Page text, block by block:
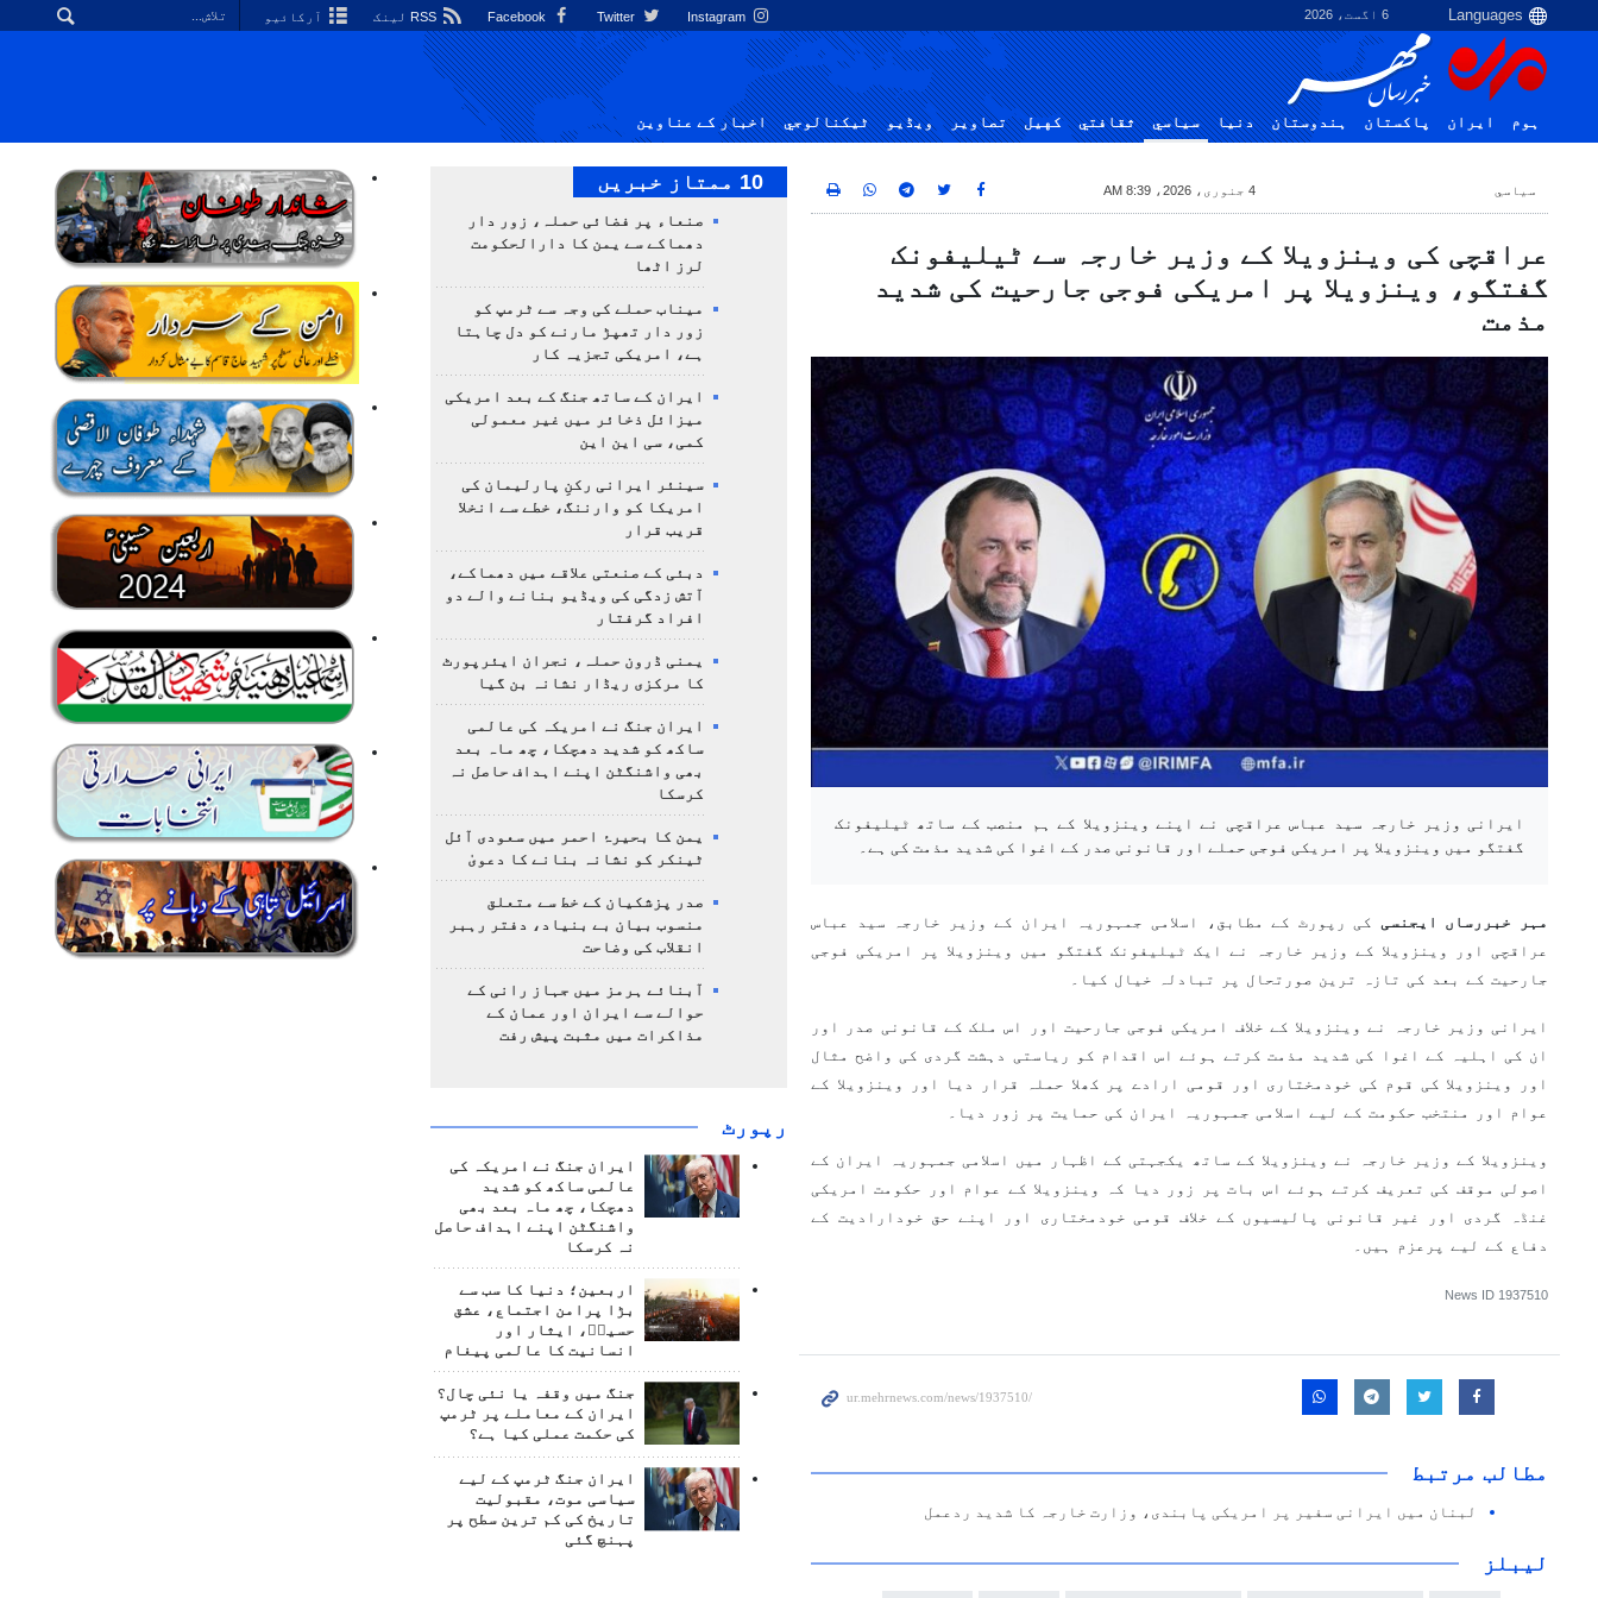
6 اگست، 2026 Instagram آرکائیو
ہوم ایران پاکستان ہندوستان دنیا سياسي ثقافتي کهيل تصاوير ویڈیو ٹيكنالوجي اخبار کے عناوین
سياسي 4 جنوری، 2026، 8:39 AM
عراقچی کی وینزویلا کے وزیر خارجہ سے ٹیلیفونک
گفتگو، وینزویلا پر امریکی فوجی جارحیت کی شدید
مذمت
ایرانی وزیر خارجہ سید عباس عراقچی نے اپنے وینزویلا کے ہم منصب کے ساتھ ٹیلیفونک
گفتگو میں وینزویلا پر امریکی فوجی حملے اور قانونی صدر کے اغوا کی شدید مذمت کی ہے۔
مہر خبررساں ایجنسی کی رپورٹ کے مطابق، اسلامی جمہوریہ ایران کے وزیر خارجہ سید عباس
عراقچی اور وینزویلا کے وزیر خارجہ نے ایک ٹیلیفونک گفتگو میں وینزویلا پر امریکی فوجی
جارحیت کے بعد کی تازہ ترین صورتحال پر تبادلہ خیال کیا۔
ایرانی وزیر خارجہ نے وینزویلا کے خلاف امریکی فوجی جارحیت اور اس ملک کے قانونی صدر اور
ان کی اہلیہ کے اغوا کی شدید مذمت کرتے ہوئے اس اقدام کو ریاستی دہشت گردی کی واضح مثال
اور وینزویلا کی قوم کی خودمختاری اور قومی ارادے پر کھلا حملہ قرار دیا اور وینزویلا کے
عوام اور منتخب حکومت کے لیے اسلامی جمہوریہ ایران کی حمایت پر زور دیا۔
وینزویلا کے وزیر خارجہ نے وینزویلا کے ساتھ یکجہتی کے اظہار میں اسلامی جمہوریہ ایران کے
اصولی موقف کی تعریف کرتے ہوئے اس بات پر زور دیا کہ وینزویلا کے عوام اور حکومت امریکی
غنڈہ گردی اور غیر قانونی پالیسیوں کے خلاف قومی خودمختاری اور اپنے حق خودارادیت کے
دفاع کے لیے پرعزم ہیں۔
News ID 1937510
مطالب مرتبط
لبنان میں ایرانی سفیر پر امریکی پابندی، وزارت خارجہ کا شدید ردعمل
لیبلز
10 ممتاز خبریں
صنعاء پر فضائی حملہ، زور دار
دھماکے سے یمن کا دارالحکومت
لرز اٹھا
میناب حملے کی وجہ سے ٹرمپ کو
زور دار تھپڑ مارنے کو دل چاہتا
ہے، امریکی تجزیہ کار
ایران کے ساتھ جنگ کے بعد امریکی
میزائل ذخائر میں غیر معمولی
کمی، سی این این
سینئر ایرانی رکنِ پارلیمان کی
امریکا کو وارننگ، خطے سے انخلا
قریب قرار
دبئی کے صنعتی علاقے میں دھماکے،
آتش زدگی کی ویڈیو بنانے والے دو
افراد گرفتار
یمنی ڈرون حملہ، نجران ایئرپورٹ
کا مرکزی ریڈار نشانہ بن گیا
ایران جنگ نے امریکہ کی عالمی
ساکھ کو شدید دھچکا، چھ ماہ بعد
بھی واشنگٹن اپنے اہداف حاصل نہ
کرسکا
یمن کا بحیرۂ احمر میں سعودی آئل
ٹینکر کو نشانہ بنانے کا دعویٰ
صدر پزشکیان کے خط سے متعلق
منسوب بیان بے بنیاد، دفتر رہبر
انقلاب کی وضاحت
آبنائے ہرمز میں جہاز رانی کے
حوالے سے ایران اور عمان کے
مذاکرات میں مثبت پیش رفت
رپورٹ
ایران جنگ نے امریکہ کی
عالمی ساکھ کو شدید
دھچکا، چھ ماہ بعد بھی
واشنگٹن اپنے اہداف حاصل
نہ کرسکا
اربعین؛ دنیا کا سب سے
بڑا پرامن اجتماع، عشق
حسینؑ، ایثار اور
انسانیت کا عالمی پیغام
جنگ میں وقفہ یا نئی چال؟
ایران کے معاملے پر ٹرمپ
کی حکمت عملی کیا ہے؟
ایران جنگ ٹرمپ کے لیے
سیاسی موت، مقبولیت
تاریخ کی کم ترین سطح پر
پہنچ گئی